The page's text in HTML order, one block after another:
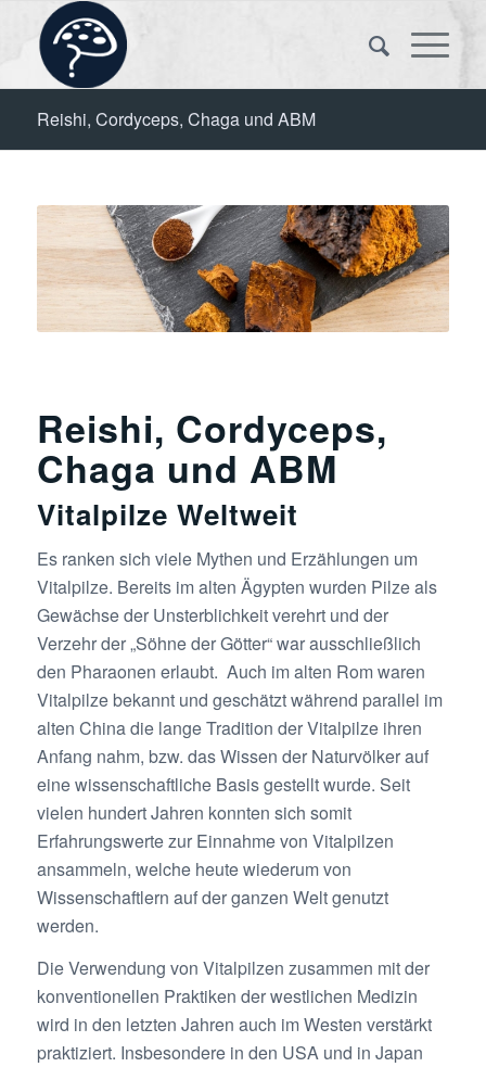
Reishi, Cordyceps, Chaga und ABM
Reishi, Cordyceps,
Chaga und ABM
Vitalpilze Weltweit
Es ranken sich viele Mythen und Erzählungen um
Vitalpilze. Bereits im alten Ägypten wurden Pilze als
Gewächse der Unsterblichkeit verehrt und der
Verzehr der „Söhne der Götter“ war ausschließlich
den Pharaonen erlaubt. Auch im alten Rom waren
Vitalpilze bekannt und geschätzt während parallel im
alten China die lange Tradition der Vitalpilze ihren
Anfang nahm, bzw. das Wissen der Naturvölker auf
eine wissenschaftliche Basis gestellt wurde. Seit
vielen hundert Jahren konnten sich somit
Erfahrungswerte zur Einnahme von Vitalpilzen
ansammeln, welche heute wiederum von
Wissenschaftlern auf der ganzen Welt genutzt
werden.
Die Verwendung von Vitalpilzen zusammen mit der
konventionellen Praktiken der westlichen Medizin
wird in den letzten Jahren auch im Westen verstärkt
praktiziert. Insbesondere in den USA und in Japan